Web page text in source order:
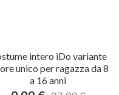
intero iDo variante
unico per ragazza da 8
a 16 anni